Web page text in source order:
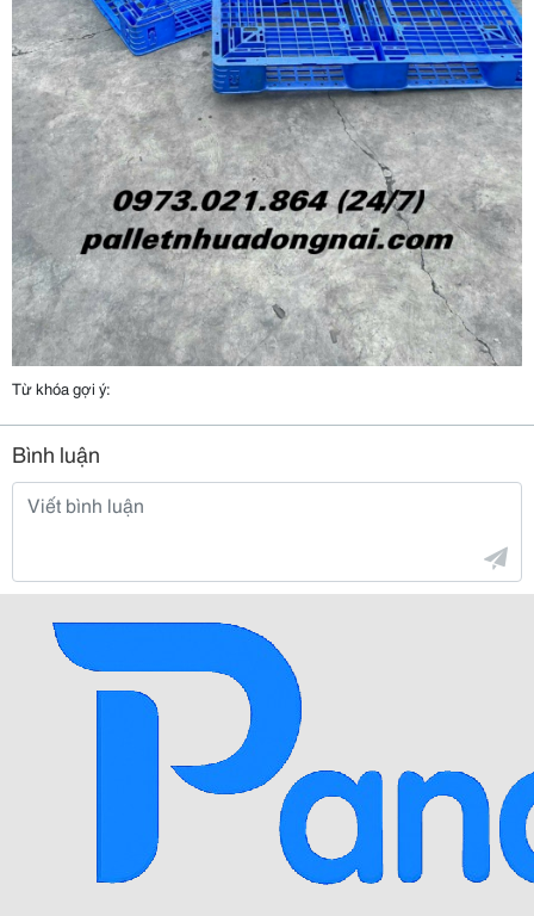
Từ khóa gợi ý:
Bình luận